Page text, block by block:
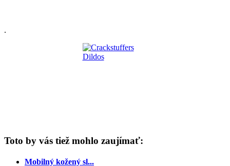
.
Toto by vás tiež mohlo zaujímať:
Mobilný kožený sl...